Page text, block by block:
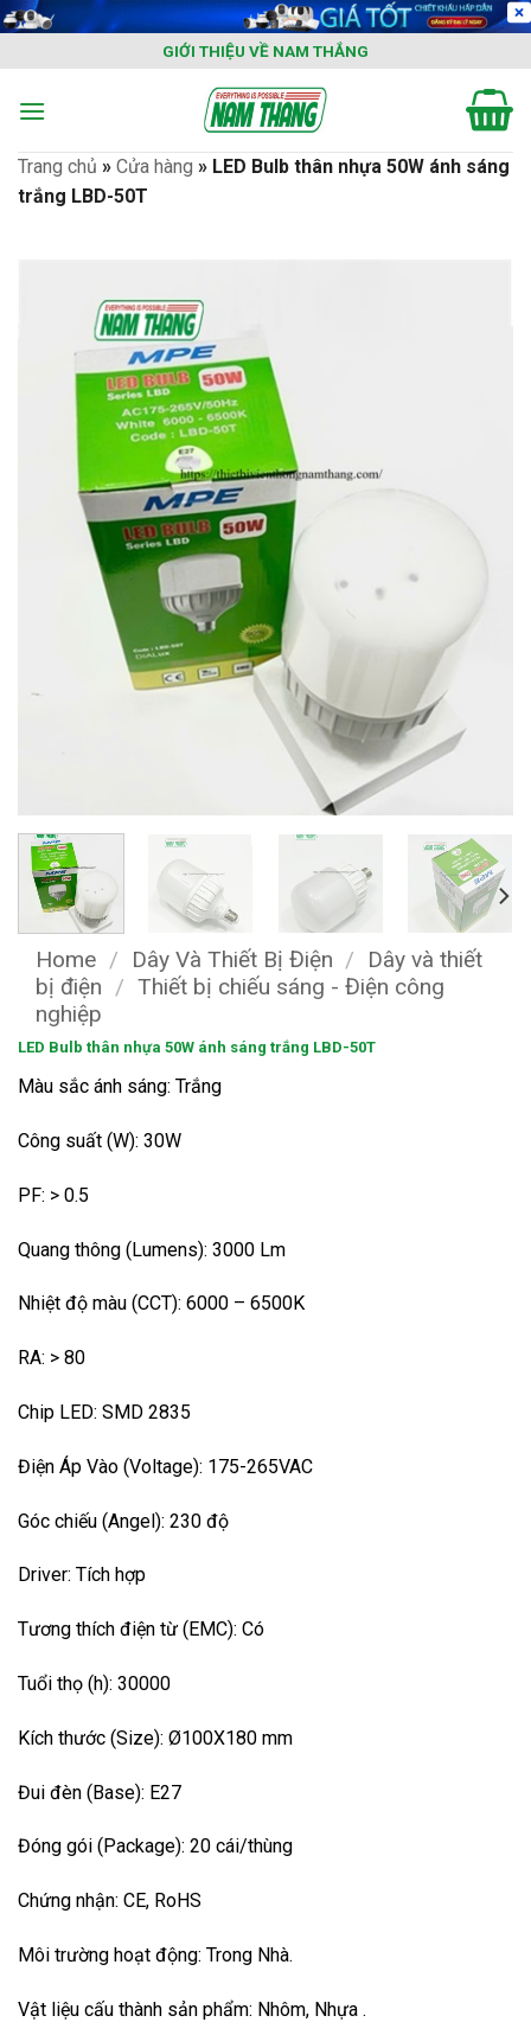
Skip
content
GIỚI THIỆU VỀ NAM THẮNG
Trang chủ » Cửa hàng » LED Bulb thân nhựa 50W ánh sáng
trắng LBD-50T
Home / Dây Và Thiết Bị Điện /
Dây và thiết
bị điện / Thiết bị chiếu sáng - Điện công
nghiệp
LED Bulb thân nhựa 50W ánh sáng trắng LBD-50T
Màu sắc ánh sáng: Trắng
Công suất (W): 30W
PF: > 0.5
Quang thông (Lumens): 3000 Lm
Nhiệt độ màu (CCT): 6000 – 6500K
RA: > 80
Chip LED: SMD 2835
Điện Áp Vào (Voltage): 175-265VAC
Góc chiếu (Angel): 230 độ
Driver: Tích hợp
Tương thích điện từ (EMC): Có
Tuổi thọ (h): 30000
Kích thước (Size): Ø100X180 mm
Đui đèn (Base): E27
Đóng gói (Package): 20 cái/thùng
Chứng nhận: CE, RoHS
Môi trường hoạt động: Trong Nhà.
Vật liệu cấu thành sản phẩm: Nhôm, Nhựa .